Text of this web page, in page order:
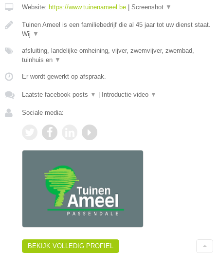
Website: https://www.tuinenameel.be Screenshot ▼
Tuinen Ameel is een familiebedrijf die al 45 jaar tot uw dienst staat.
Wij ▼
afsluiting, landelijke omheining, vijver, zwemvijver, zwembad,
tuinhuis en ▼
Er wordt gewerkt op afspraak.
Laatste facebook posts ▼ Introductie video ▼
Sociale media:
BEKIJK VOLLEDIG PROFIEL